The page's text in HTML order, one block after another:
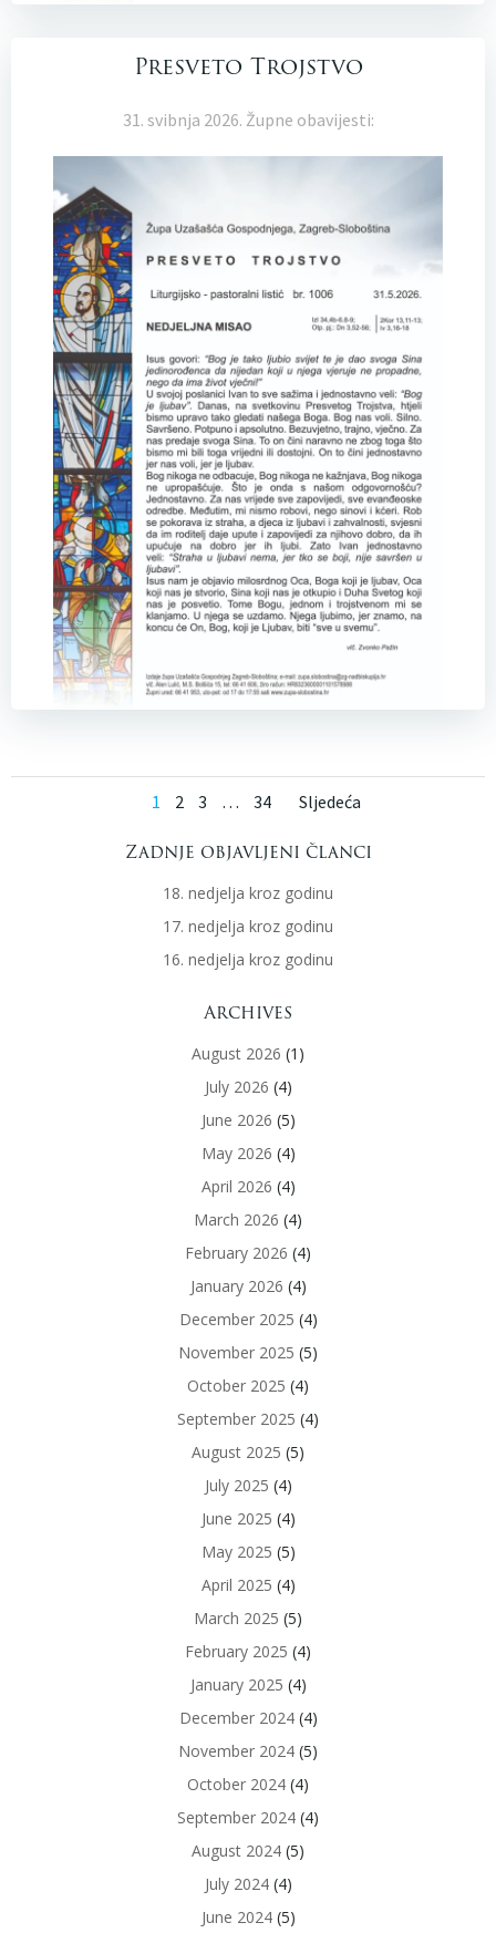
Presveto Trojstvo
31. svibnja 2026. Župne obavijesti:
Posts
navigation
Page
1 Page
2 Page
3 … Page
34 Posts
Sljedeća
Zadnje objavljeni članci
18. nedjelja kroz godinu
17. nedjelja kroz godinu
16. nedjelja kroz godinu
Archives
August 2026 (1)
July 2026 (4)
June 2026 (5)
May 2026 (4)
April 2026 (4)
March 2026 (4)
February 2026 (4)
January 2026 (4)
December 2025 (4)
November 2025 (5)
October 2025 (4)
September 2025 (4)
August 2025 (5)
July 2025 (4)
June 2025 (4)
May 2025 (5)
April 2025 (4)
March 2025 (5)
February 2025 (4)
January 2025 (4)
December 2024(4)
November 2024 (5)
October 2024 (4)
September 2024 (4)
August 2024 (5)
July 2024(4)
June 2024(5)